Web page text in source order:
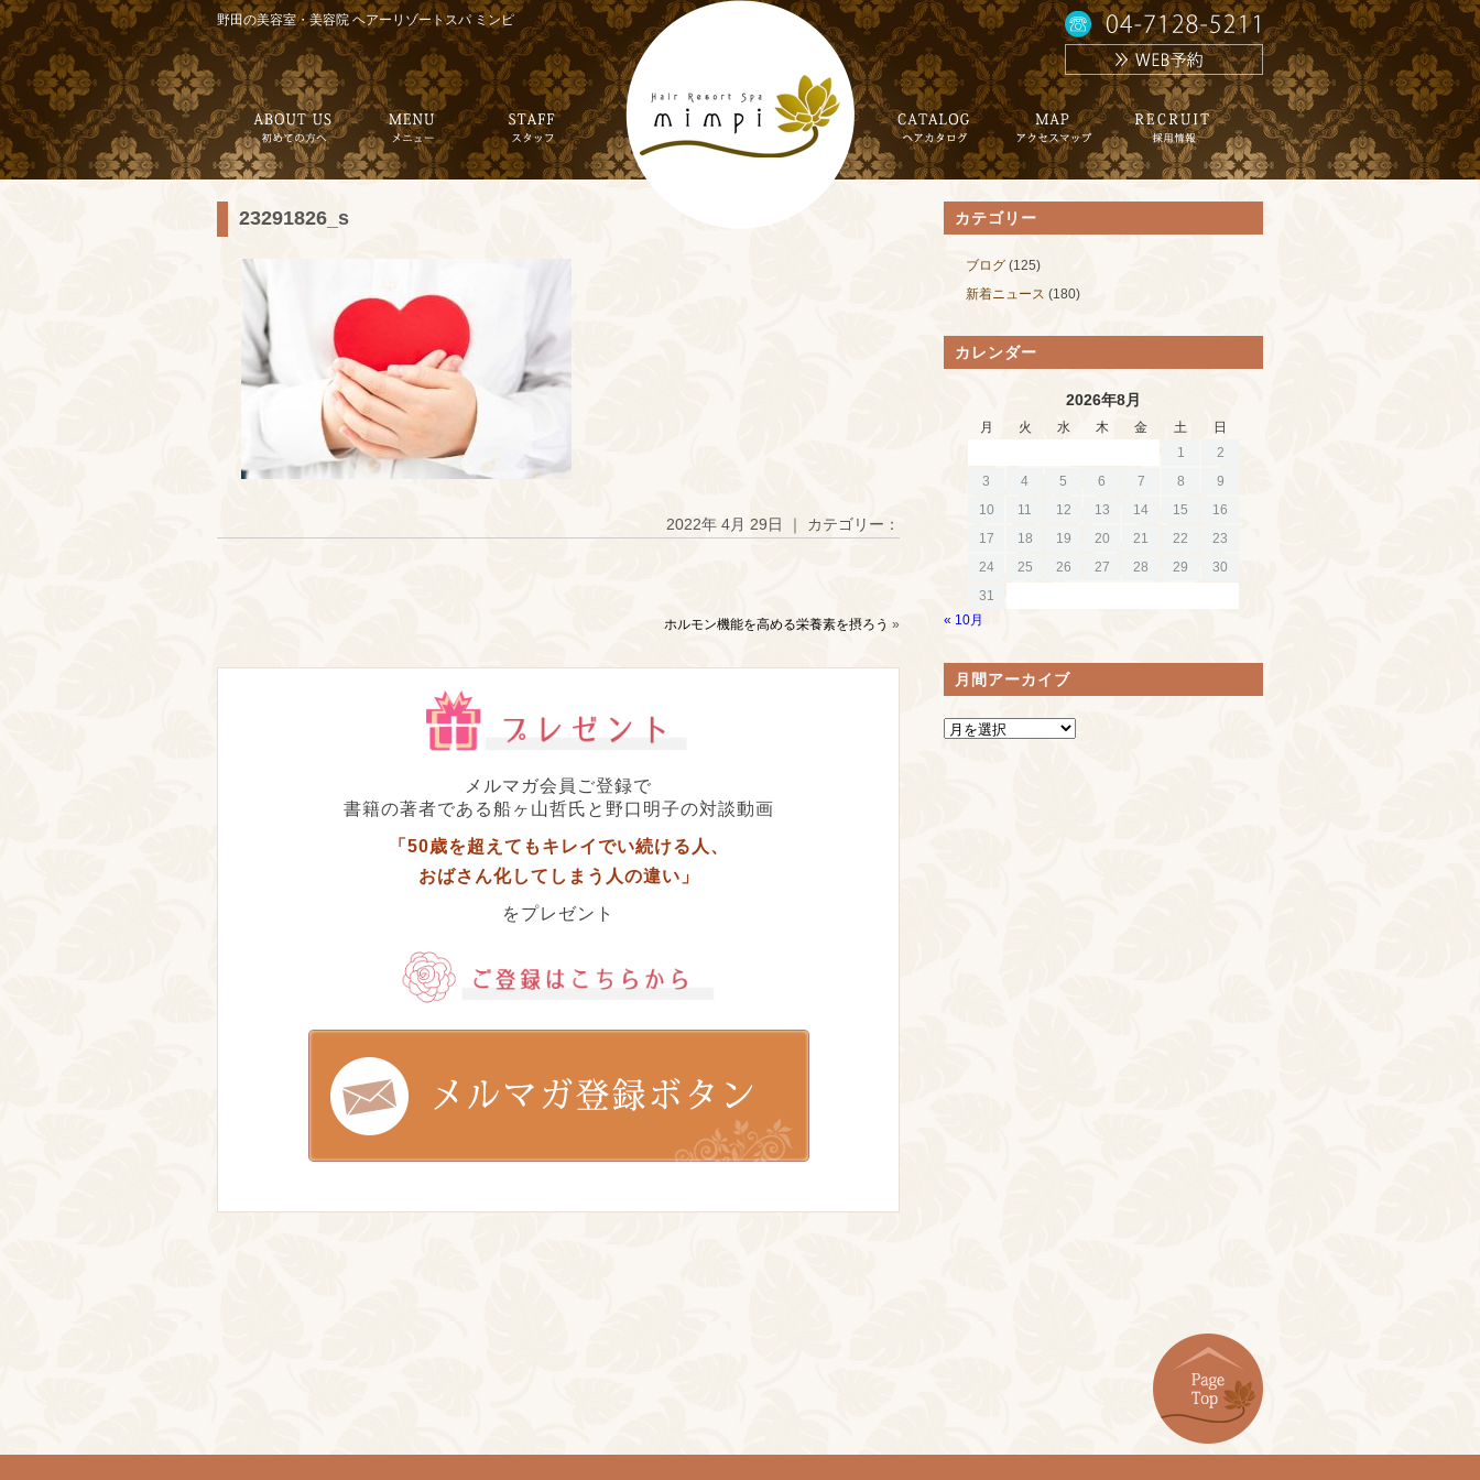
野田の美容室・美容院 ヘアーリゾートスパ ミンピ
23291826_s
2022年 4月 29日 ｜ カテゴリー：
ホルモン機能を高める栄養素を摂ろう »
メルマガ会員ご登録で
書籍の著者である船ヶ山哲氏と野口明子の対談動画
「50歳を超えてもキレイでい続ける人、
おばさん化してしまう人の違い」
をプレゼント
カテゴリー
ブログ (125)
新着ニュース (180)
カレンダー
2026年8月
月 火 水 木 金 土
日
1
2
3
4 5 6 7 8
9
10
11 12 13 14 15
16
17
18 19 20 21 22
23
24
25 26 27 28 29
30
31
« 10月
月間アーカイブ